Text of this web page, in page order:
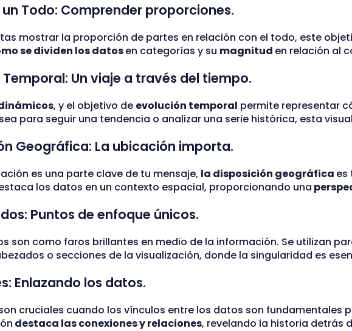
un Todo: Comprender proporciones.
mostrar la proporción de partes en relación con el todo, este
se dividen los datosen categorías y su magnitud en relación al
Temporal: Un viaje a través del tiempo.
, y el objetivo de evolución temporal permite representar
para seguir una tendencia o analizar una serie histórica, esta
Geográfica: La ubicación importa.
es una parte clave de tu mensaje, la disposición geográfica es
los datos en un contexto espacial, proporcionando una
Puntos de enfoque únicos.
son como faros brillantes en medio de la información. Se utilizan
o secciones de la visualización, donde la singularidad es
Enlazando los datos.
cruciales cuando los vínculos entre los datos son fundamentales
destaca las conexiones y relaciones, revelando la historia detrás